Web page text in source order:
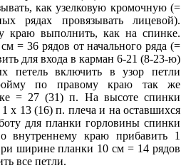
как узелковую кромочную (=
рядах провязывать лицевой).
краю выполнить, как на спинке.
= 36 рядов от начального ряда (=
для входа в карман 6-21 (8-23-ю)
петель включить в узор петли
по правому краю так же
= 27 (31) п. На высоте спинки
х 13 (16) п. плеча и на оставшихся
для планки горловины спинки
внутреннему краю прибавить 1
ширине планки 10 см = 14 рядов
все петли.